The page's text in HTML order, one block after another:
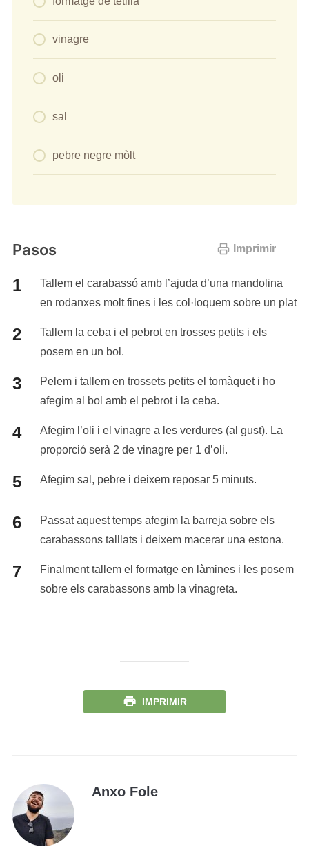
vinagre
oli
sal
pebre negre mòlt
Imprimir
Pasos
Tallem el carabassó amb l’ajuda d’una mandolina
en rodanxes molt fines i les col·loquem sobre un plat
Tallem la ceba i el pebrot en trosses petits i els
posem en un bol.
Pelem i tallem en trossets petits el tomàquet i ho
afegim al bol amb el pebrot i la ceba.
Afegim l’oli i el vinagre a les verdures (al gust). La
proporció serà 2 de vinagre per 1 d’oli.
Afegim sal, pebre i deixem reposar 5 minuts.
Passat aquest temps afegim la barreja sobre els
carabassons talllats i deixem macerar una estona.
Finalment tallem el formatge en làmines i les posem
sobre els carabassons amb la vinagreta.
IMPRIMIR
Anxo Fole